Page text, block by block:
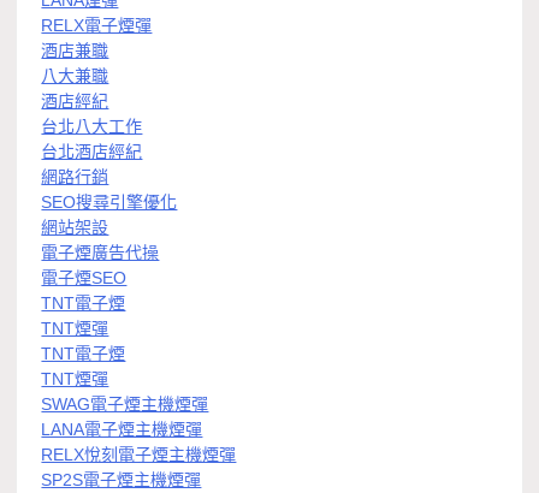
RELX電子煙彈
酒店兼職
八大兼職
酒店經紀
台北八大工作
台北酒店經紀
網路行銷
SEO搜尋引擎優化
網站架設
電子煙廣告代操
電子煙SEO
TNT電子煙
TNT煙彈
TNT電子煙
TNT煙彈
SWAG電子煙主機煙彈
LANA電子煙主機煙彈
RELX悅刻電子煙主機煙彈
SP2S電子煙主機煙彈